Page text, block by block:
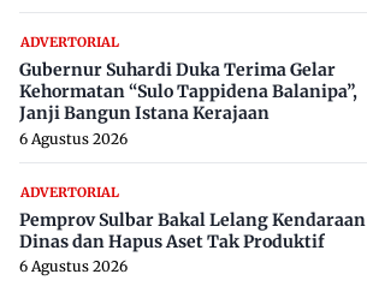
ADVERTORIAL
Gubernur Suhardi Duka Terima Gelar
Kehormatan “Sulo Tappidena Balanipa”,
Janji Bangun Istana Kerajaan
6 Agustus 2026
ADVERTORIAL
Pemprov Sulbar Bakal Lelang Kendaraan
Dinas dan Hapus Aset Tak Produktif
6 Agustus 2026